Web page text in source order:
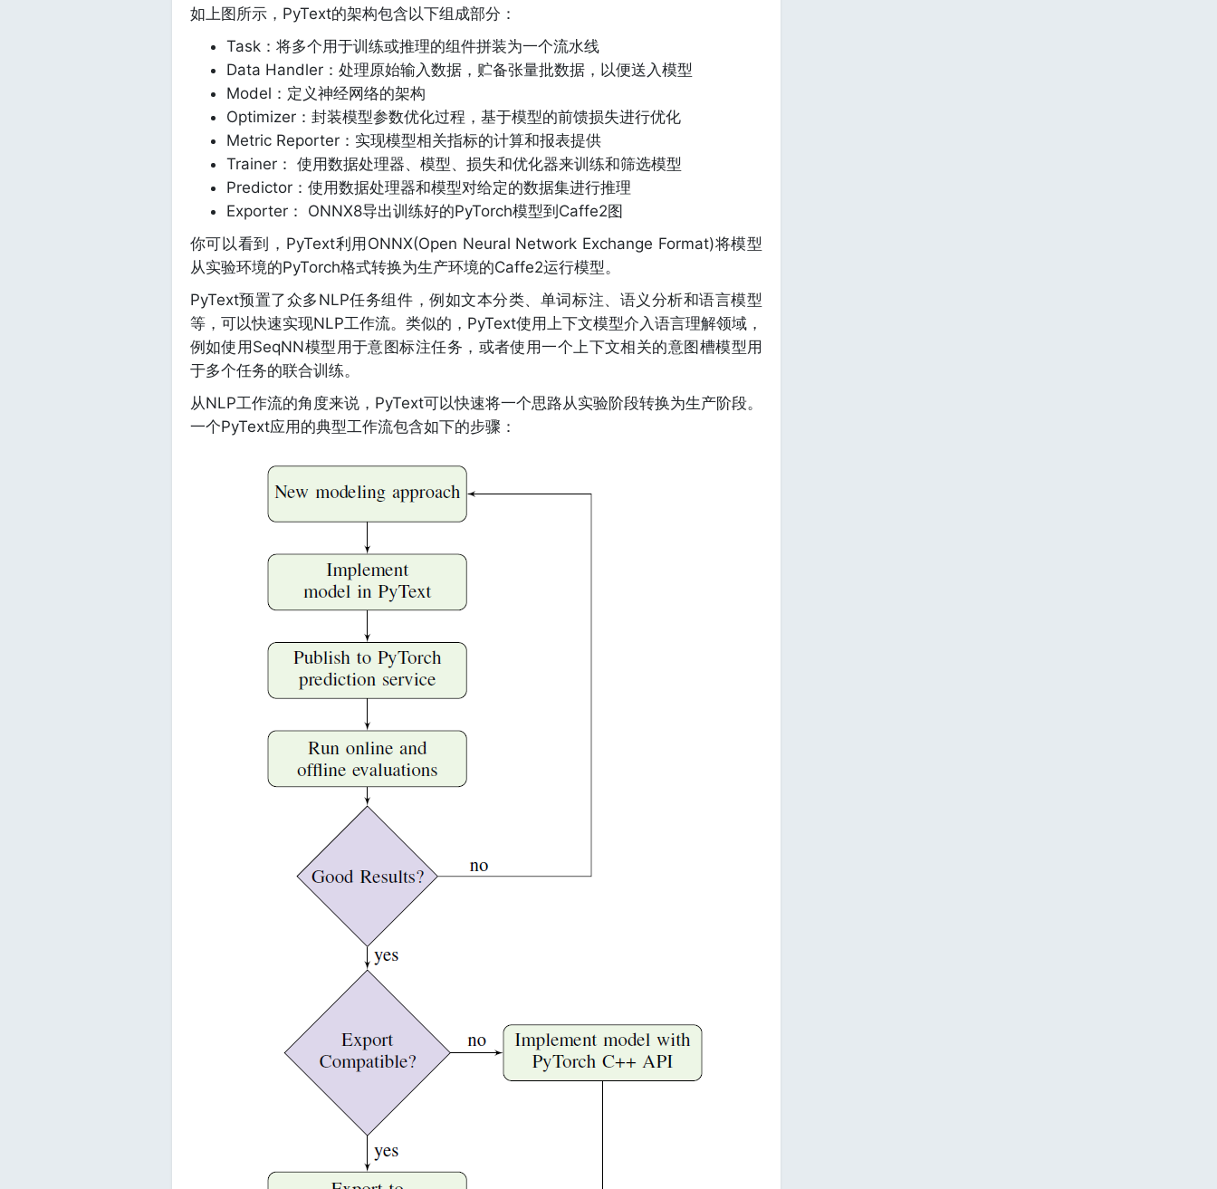
如上图所示，PyText的架构包含以下组成部分：
Task：将多个用于训练或推理的组件拼装为一个流水线
Data Handler：处理原始输入数据，贮备张量批数据，以便送入模型
Model：定义神经网络的架构
Optimizer：封装模型参数优化过程，基于模型的前馈损失进行优化
Metric Reporter：实现模型相关指标的计算和报表提供
Trainer： 使用数据处理器、模型、损失和优化器来训练和筛选模型
Predictor：使用数据处理器和模型对给定的数据集进行推理
Exporter： ONNX8导出训练好的PyTorch模型到Caffe2图
你可以看到，PyText利用ONNX(Open Neural Network Exchange Format)将模型
从实验环境的PyTorch格式转换为生产环境的Caffe2运行模型。
PyText预置了众多NLP任务组件，例如文本分类、单词标注、语义分析和语言模型
等，可以快速实现NLP工作流。类似的，PyText使用上下文模型介入语言理解领域，
例如使用SeqNN模型用于意图标注任务，或者使用一个上下文相关的意图槽模型用
于多个任务的联合训练。
从NLP工作流的角度来说，PyText可以快速将一个思路从实验阶段转换为生产阶段。
一个PyText应用的典型工作流包含如下的步骤：